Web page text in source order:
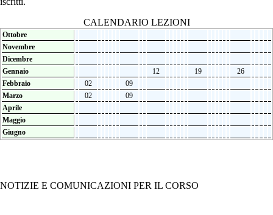
CALENDARIO LEZIONI
Ottobre
Novembre
Dicembre
Gennaio
12 19
26
Febbraio
02
09
Marzo
02
09
Aprile
Maggio
Giugno
NOTIZIE E COMUNICAZIONI PER IL CORSO